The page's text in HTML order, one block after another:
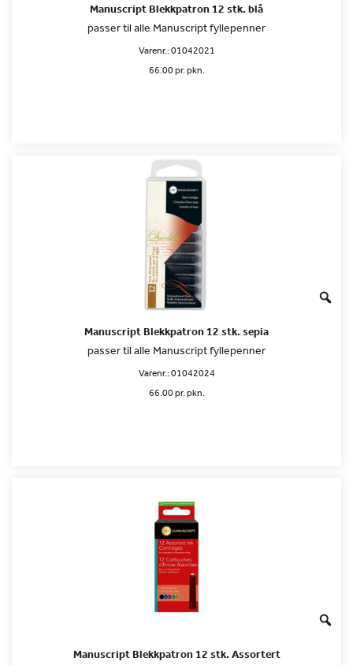
Manuscript Blekkpatron 12 stk. blå
passer til alle Manuscript fyllepenner
Varenr.:01042021
66.00 pr. pkn.
Manuscript Blekkpatron 12 stk. sepia
passer til alle Manuscript fyllepenner
Varenr.:01042024
66.00 pr. pkn.
Manuscript Blekkpatron 12 stk. Assortert